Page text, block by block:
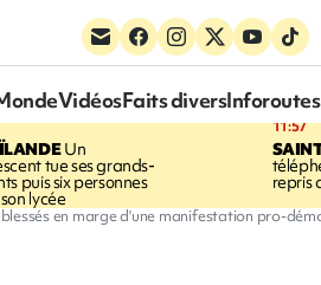
VidéosFaits diversInforoutes
Un
tue ses grands-
puis six personnes
lycée
11:57
repris
en marge d'une manifestation pro-